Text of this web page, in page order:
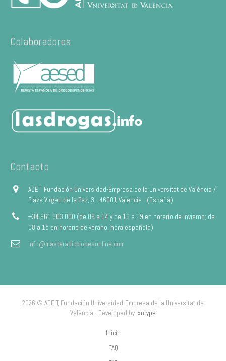
Colaboradores
Contacto
ADEIT Fundación Universidad-Empresa de la Universitat de València /
Plaza Virgen de la Paz, 3 - 46001 Valencia - (España)
+34 961 603 000 (de 09 a 14 y de 16 a 19 en horario de invierno; de
08 a 15 en horario de verano, hora española)
info@masteradiccionesonline.com
2026 © ADEIT, Fundación Universidad-Empresa de la Universitat de
València - Developed by Ixotype
Inicio
FAQ